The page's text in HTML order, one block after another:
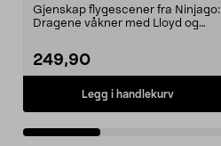
Gjenskap flygescener fra Ninjago:
Dragene våkner med Lloyd og
249,90
Legg i handlekurv